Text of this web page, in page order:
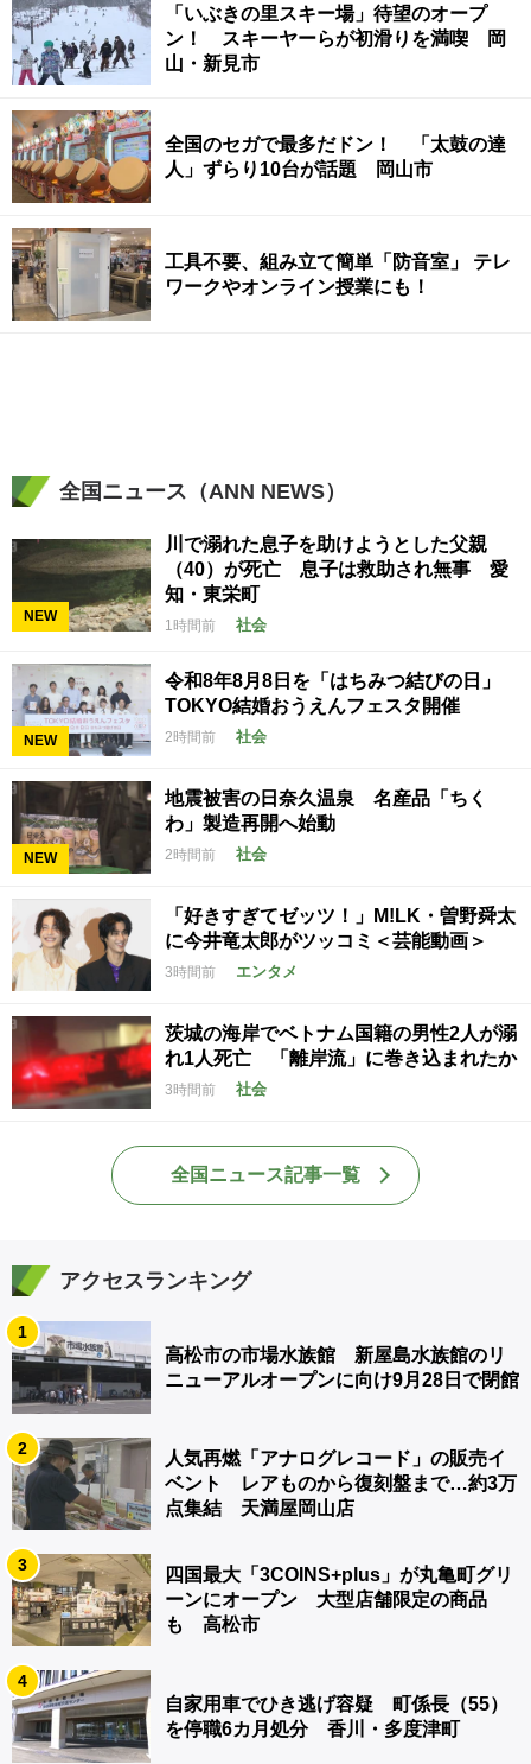
「いぶきの里スキー場」待望のオープ
ン！ スキーヤーらが初滑りを満喫 岡
山・新見市
全国のセガで最多だドン！ 「太鼓の達
人」ずらり10台が話題 岡山市
工具不要、組み立て簡単「防音室」 テレ
ワークやオンライン授業にも！
全国ニュース（ANN NEWS）
NEW
川で溺れた息子を助けようとした父親
（40）が死亡 息子は救助され無事 愛
知・東栄町
1時間前 社会
NEW
令和8年8月8日を「はちみつ結びの日」
TOKYO結婚おうえんフェスタ開催
2時間前 社会
NEW
地震被害の日奈久温泉 名産品「ちく
わ」製造再開へ始動
2時間前 社会
「好きすぎてゼッツ！」M!LK・曽野舜太
に今井竜太郎がツッコミ＜芸能動画＞
3時間前 エンタメ
茨城の海岸でベトナム国籍の男性2人が溺
れ1人死亡 「離岸流」に巻き込まれたか
3時間前 社会
全国ニュース記事一覧
アクセスランキング
1
高松市の市場水族館 新屋島水族館のリ
ニューアルオープンに向け9月28日で閉館
2
人気再燃「アナログレコード」の販売イ
ベント レアものから復刻盤まで…約3万
点集結 天満屋岡山店
3
四国最大「3COINS+plus」が丸亀町グリ
ーンにオープン 大型店舗限定の商品
も 高松市
4
自家用車でひき逃げ容疑 町係長（55）
を停職6カ月処分 香川・多度津町